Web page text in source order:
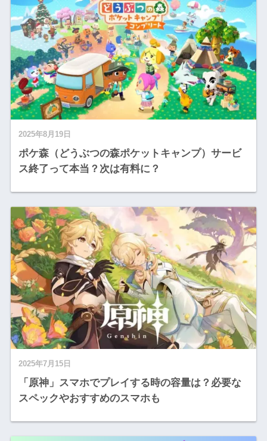
2025年8月19日
ポケ森（どうぶつの森ポケットキャンプ）サービ
ス終了って本当？次は有料に？
2025年7月15日
「原神」スマホでプレイする時の容量は？必要な
スペックやおすすめのスマホも